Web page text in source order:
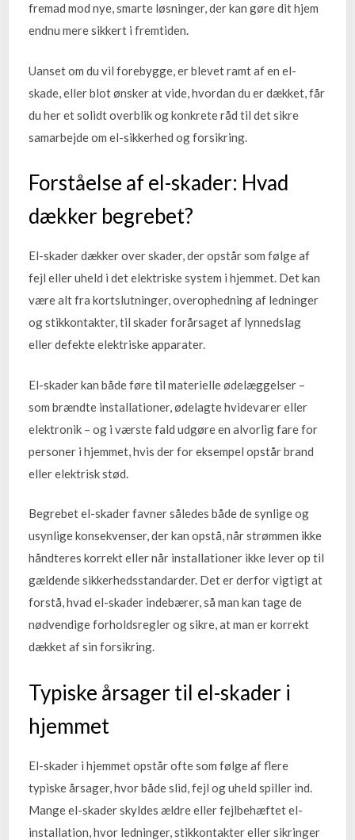
fremad mod nye, smarte løsninger, der kan gøre dit hjem
endnu mere sikkert i fremtiden.
Uanset om du vil forebygge, er blevet ramt af en el-
skade, eller blot ønsker at vide, hvordan du er dækket, får
du her et solidt overblik og konkrete råd til det sikre
samarbejde om el-sikkerhed og forsikring.
Forståelse af el-skader: Hvad
dækker begrebet?
El-skader dækker over skader, der opstår som følge af
fejl eller uheld i det elektriske system i hjemmet. Det kan
være alt fra kortslutninger, overophedning af ledninger
og stikkontakter, til skader forårsaget af lynnedslag
eller defekte elektriske apparater.
El-skader kan både føre til materielle ødelæggelser –
som brændte installationer, ødelagte hvidevarer eller
elektronik – og i værste fald udgøre en alvorlig fare for
personer i hjemmet, hvis der for eksempel opstår brand
eller elektrisk stød.
Begrebet el-skader favner således både de synlige og
usynlige konsekvenser, der kan opstå, når strømmen ikke
håndteres korrekt eller når installationer ikke lever op til
gældende sikkerhedsstandarder. Det er derfor vigtigt at
forstå, hvad el-skader indebærer, så man kan tage de
nødvendige forholdsregler og sikre, at man er korrekt
dækket af sin forsikring.
Typiske årsager til el-skader i
hjemmet
El-skader i hjemmet opstår ofte som følge af flere
typiske årsager, hvor både slid, fejl og uheld spiller ind.
Mange el-skader skyldes ældre eller fejlbehæftet el-
installation, hvor ledninger, stikkontakter eller sikringer